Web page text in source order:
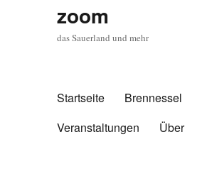
zoom
das Sauerland und mehr
Startseite Brennessel
Veranstaltungen
Über